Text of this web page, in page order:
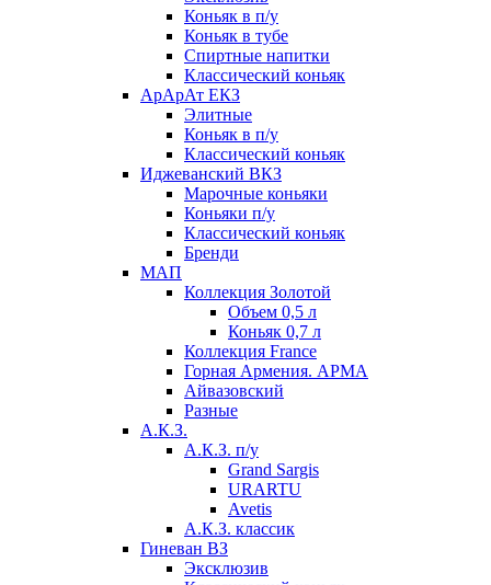
Коньяк в п/у
Коньяк в тубе
Спиртные напитки
Классический коньяк
АрАрАт ЕКЗ
Элитные
Коньяк в п/у
Классический коньяк
Иджеванский ВКЗ
Марочные коньяки
Коньяки п/у
Классический коньяк
Бренди
МАП
Коллекция Золотой
Объем 0,5 л
Коньяк 0,7 л
Коллекция France
Горная Армения. АРМА
Айвазовский
Разные
А.К.З.
А.К.З. п/у
Grand Sargis
URARTU
Avetis
А.К.З. классик
Гиневан ВЗ
Эксклюзив